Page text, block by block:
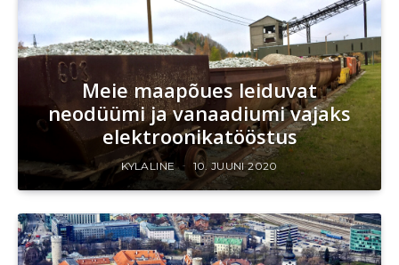
Meie maapõues leiduvat
neodüümi ja vanaadiumi vajaks
elektroonikatööstus
KYLALINE 10. JUUNI 2020